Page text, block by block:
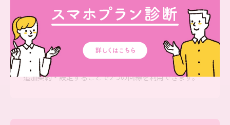
で、すぐにその場で使えるようになるデジタル的なSIMに
なります。
iPhone XS/XR以降であれば、eSIM機能は搭載済み。今
のご利用が物理SIMであれば、契約はそのままでeSIMを
追加契約・設定することで2つの回線を利用できます。